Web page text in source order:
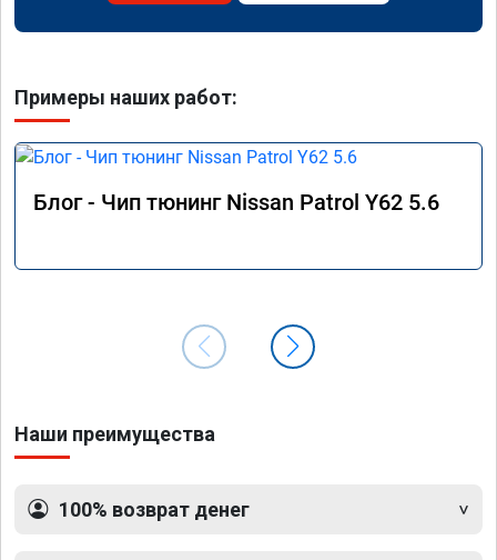
Примеры наших работ:
Блог - Чип тюнинг Nissan Patrol Y62 5.6
Наши преимущества
100% возврат денег